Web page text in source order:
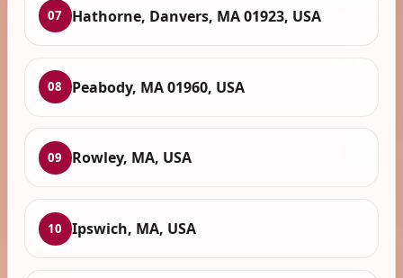
07 Hathorne, Danvers, MA 01923, USA
08 Peabody, MA 01960, USA
09 Rowley, MA, USA
10 Ipswich, MA, USA